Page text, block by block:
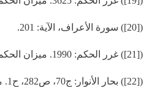
([20]) سورة الأعراف، الآية: 201.
([21]) غرر الحكم: 1990. ميزان الحكمة: ج11، ص4818، ح22405.